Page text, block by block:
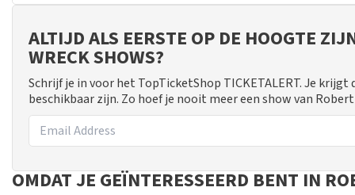
ALTIJD ALS EERSTE OP DE HOOGTE
WRECK SHOWS?
Schrijf je in voor het TopTicketShop TICKETALERT. Je
beschikbaar zijn. Zo hoef je nooit meer een show van
OMDAT JE GEÏNTERESSEERD BENT IN